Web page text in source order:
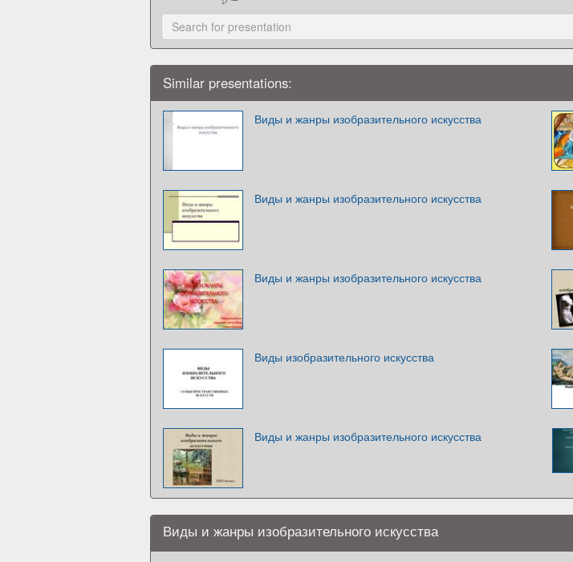
Similar presentations:
Виды и жанры изобразительного искусства
Виды и жанры изобразительного искусства
Виды и жанры изобразительного искусства
Виды изобразительного искусства
Виды и жанры изобразительного искусства
Виды и жанры изобразительного искусства